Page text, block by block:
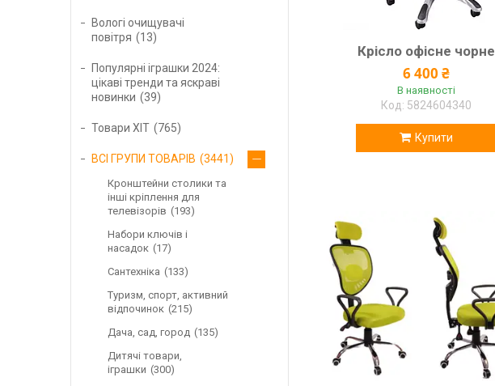
Крісло офісне чорне
6 400 ₴
В наявності
5824604340
Купити
Вологі очищувачі
повітря
13
Популярні іграшки 2024:
цікаві тренди та яскраві
новинки
39
Товари ХІТ 765
ВСІ ГРУПИ ТОВАРІВ 3441
Кронштейни столики та
інші кріплення для
телевізорів
193
Набори ключів і
насадок
17
Сантехніка
133
Туризм, спорт, активний
відпочинок 215
Дача, сад, город
135
Дитячі товари,
іграшки
300